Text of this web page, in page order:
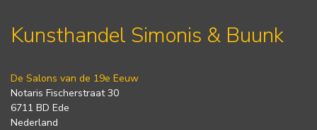
Kunsthandel Simonis & Buunk
De Salons van de 19e Eeuw
Notaris Fischerstraat 30
6711 BD Ede
Nederland